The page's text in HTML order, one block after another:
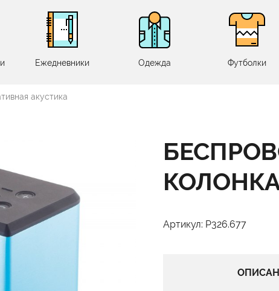
Ежедневники Одежда Футболки
акустика
Артикул: P326.677